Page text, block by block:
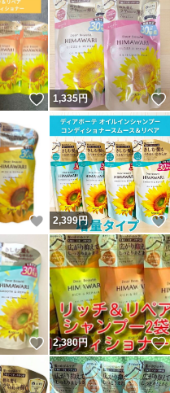
いいね！
1,335円
いいね！
2,399円
いいね！
2,380円